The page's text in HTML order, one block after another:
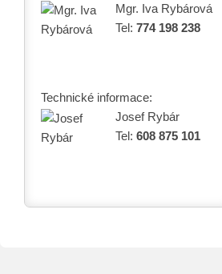
Mgr. Iva Rybárová
Tel: 774 198 238
Technické informace:
Josef Rybár
Tel: 608 875 101